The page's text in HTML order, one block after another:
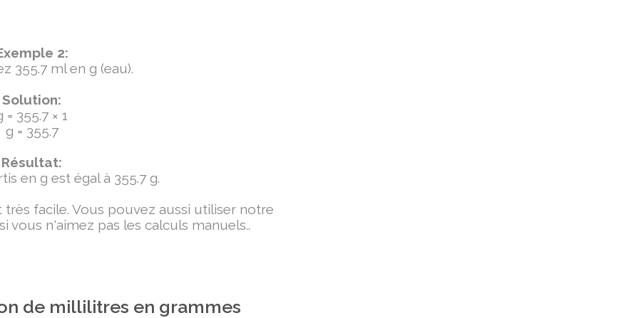
2:
355.7 ml en g (eau).
Solution:
= 355.7 × 1
g = 355.7
Résultat:
en g est égal à 355.7 g.
facile. Vous pouvez aussi utiliser notre
vous n'aimez pas les calculs manuels..
de millilitres en grammes